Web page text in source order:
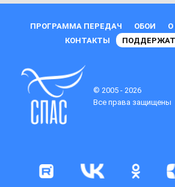
ПРОГРАММА ПЕРЕДАЧ ОБОИ О
КОНТАКТЫ
© 2005 - 2026
Все права защищены